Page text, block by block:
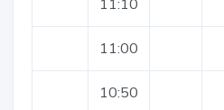
11:10
11:00
10:50